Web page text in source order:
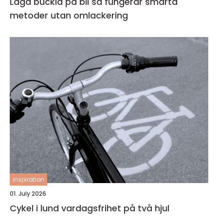
metoder utan omlackering
inspiration
01. July 2026
Cykel i lund vardagsfrihet på två hjul